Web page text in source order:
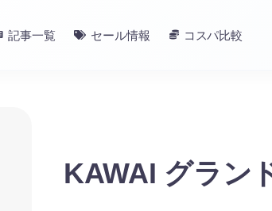
記事一覧 セール情報 コスパ比較
KAWAI グラン